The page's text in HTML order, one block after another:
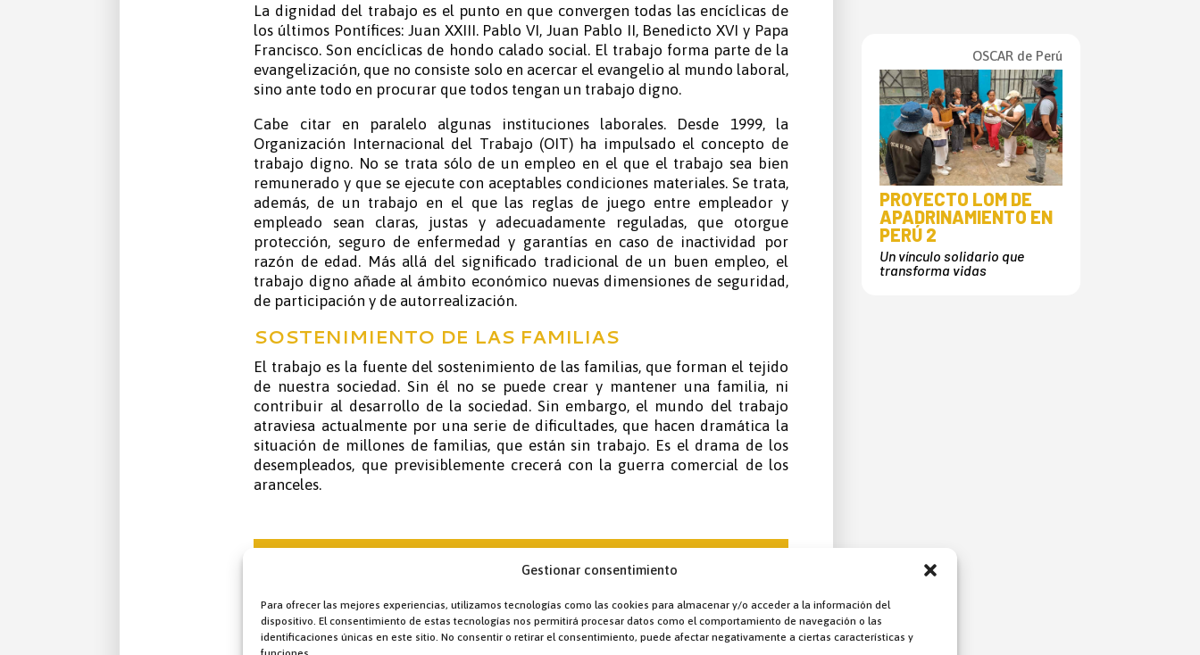
Gestionar consentimiento
Para ofrecer las mejores experiencias, utilizamos tecnologías como las cookies para almacenar y/o acceder a la información del
dispositivo. El consentimiento de estas tecnologías nos permitirá procesar datos como el comportamiento de navegación o las
identificaciones únicas en este sitio. No consentir o retirar el consentimiento, puede afectar negativamente a ciertas características y
La dignidad del trabajo es el punto en que convergen todas las encíclicas de
los últimos Pontífices: Juan XXIII. Pablo VI, Juan Pablo II, Benedicto XVI y Papa
Francisco. Son encíclicas de hondo calado social. El trabajo forma parte de la
evangelización, que no consiste solo en acercar el evangelio al mundo laboral,
sino ante todo en procurar que todos tengan un trabajo digno.
Cabe citar en paralelo algunas instituciones laborales. Desde 1999, la
Organización Internacional del Trabajo (OIT) ha impulsado el concepto de
trabajo digno. No se trata sólo de un empleo en el que el trabajo sea bien
remunerado y que se ejecute con aceptables condiciones materiales. Se trata,
además, de un trabajo en el que las reglas de juego entre empleador y
empleado sean claras, justas y adecuadamente reguladas, que otorgue
protección, seguro de enfermedad y garantías en caso de inactividad por
razón de edad. Más allá del significado tradicional de un buen empleo, el
trabajo digno añade al ámbito económico nuevas dimensiones de seguridad,
de participación y de autorrealización.
SOSTENIMIENTO DE LAS FAMILIAS
El trabajo es la fuente del sostenimiento de las familias, que forman el tejido
de nuestra sociedad. Sin él no se puede crear y mantener una familia, ni
contribuir al desarrollo de la sociedad. Sin embargo, el mundo del trabajo
atraviesa actualmente por una serie de dificultades, que hacen dramática la
situación de millones de familias, que están sin trabajo. Es el drama de los
desempleados, que previsiblemente crecerá con la guerra comercial de los
aranceles.
Esta situación lacerante afecta más a aquellos países en los
conciencia de esta realidad sangrante nos ayuda a
reflexionar y a participar en todo tipo de iniciativas –
OSCAR de Perú
PROYECTO LOM DE
APADRINAMIENTO EN
PERÚ 2
Un vínculo solidario que
transforma vidas